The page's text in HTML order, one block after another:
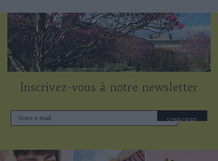
Inscrivez-vous à notre newsletter
S'INSCRIRE